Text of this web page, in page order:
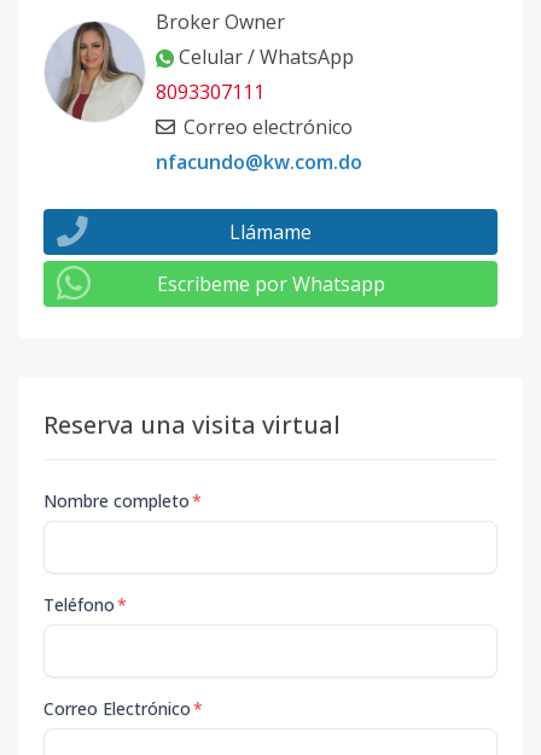
Broker Owner
Celular / WhatsApp
8093307111
Correo electrónico
nfacundo@kw.com.do
Llámame
Escribeme por Whatsapp
Reserva una visita virtual
Nombre completo*
Teléfono*
Correo Electrónico*